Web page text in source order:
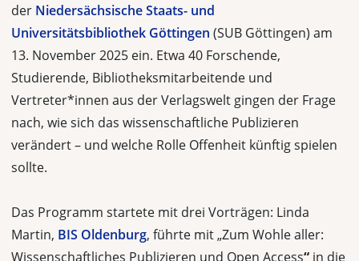
der Niedersächsische Staats- und
Universitätsbibliothek Göttingen (SUB Göttingen) am
13. November 2025 ein. Etwa 40 Forschende,
Studierende, Bibliotheksmitarbeitende und
Vertreter*innen aus der Verlagswelt gingen der Frage
nach, wie sich das wissenschaftliche Publizieren
verändert – und welche Rolle Offenheit künftig spielen
sollte.
Das Programm startete mit drei Vorträgen: Linda
Martin, BIS Oldenburg, führte mit „Zum Wohle aller:
Wissenschaftliches Publizieren und Open Access“ in die